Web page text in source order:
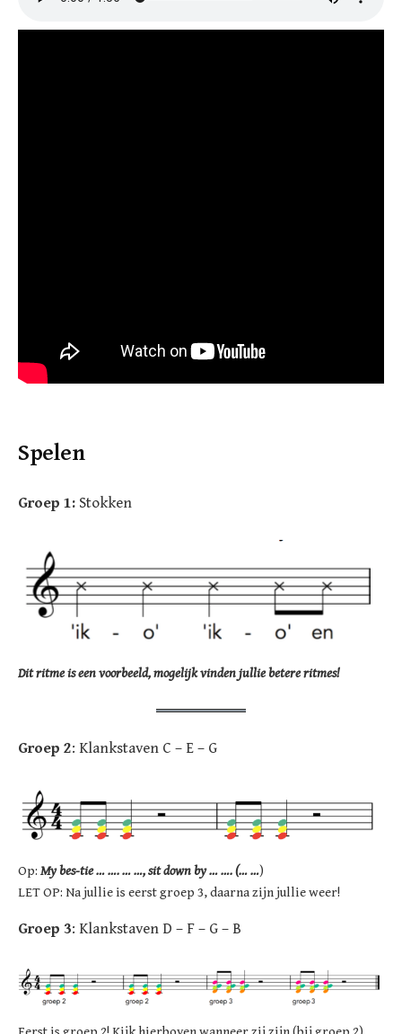
Spelen
Groep 1: Stokken
Dit ritme is een voorbeeld, mogelijk vinden jullie betere ritmes!
Groep 2: Klankstaven C – E – G
Op: My bes-tie … …. … …, sit down by … …. (… …)
LET OP: Na jullie is eerst groep 3, daarna zijn jullie weer!
Groep 3: Klankstaven D – F – G – B